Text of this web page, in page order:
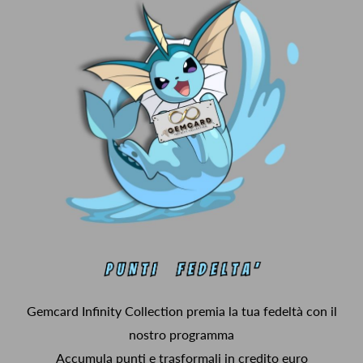
Gemcard Infinity Collection premia la tua fedeltà con il
nostro programma
Accumula punti e trasformali in credito euro